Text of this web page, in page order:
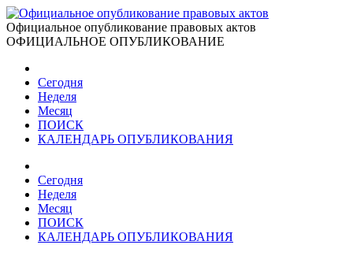
Официальное опубликование правовых актов
ОФИЦИАЛЬНОЕ ОПУБЛИКОВАНИЕ
Сегодня
Неделя
Месяц
ПОИСК
КАЛЕНДАРЬ ОПУБЛИКОВАНИЯ
Сегодня
Неделя
Месяц
ПОИСК
КАЛЕНДАРЬ ОПУБЛИКОВАНИЯ